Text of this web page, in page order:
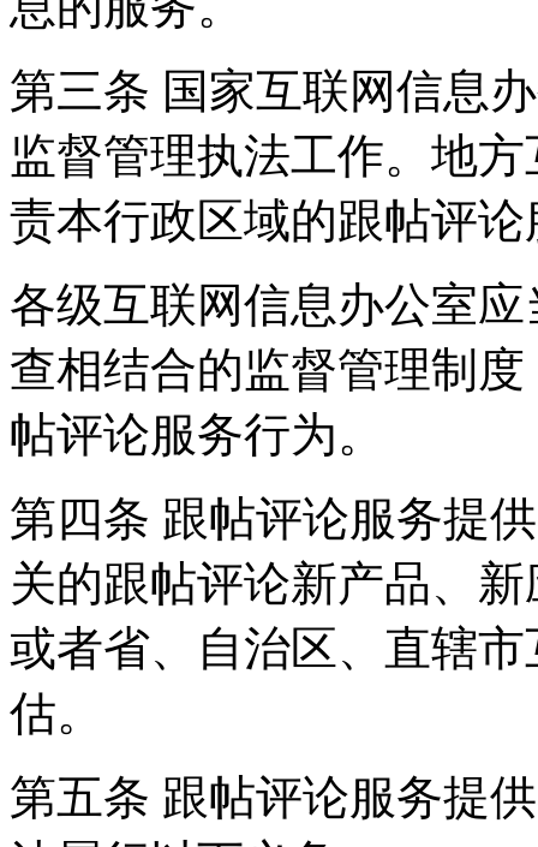
第三条 国家互联网信息
监督管理执法工作。地
责本行政区域的跟帖评
各级互联网信息办公室
查相结合的监督管理制
帖评论服务行为。
第四条 跟帖评论服务提
关的跟帖评论新产品、
或者省、自治区、直辖
估。
第五条 跟帖评论服务提